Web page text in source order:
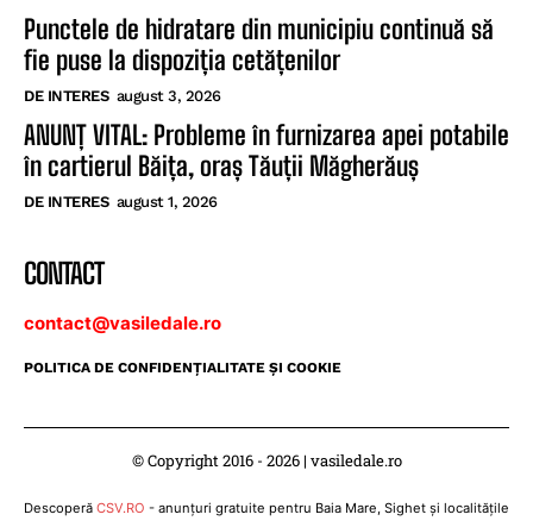
Punctele de hidratare din municipiu continuă să
fie puse la dispoziția cetățenilor
DE INTERES august 3, 2026
ANUNȚ VITAL: Probleme în furnizarea apei potabile
în cartierul Băița, oraș Tăuții Măgherăuș
DE INTERES august 1, 2026
CONTACT
contact@vasiledale.ro
POLITICA DE CONFIDENŢIALITATE ŞI COOKIE
© Copyright 2016 - 2026 | vasiledale.ro
Descoperă CSV.RO - anunțuri gratuite pentru Baia Mare, Sighet și localitățile